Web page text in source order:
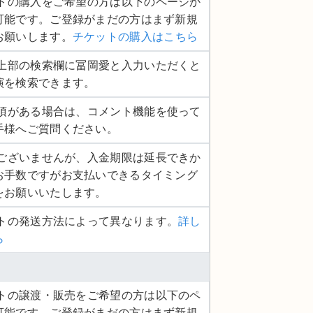
能です。ご登録がまだの方はまず新規
いします。 チケットの購入はこちら
部の検索欄に冨岡愛と入力いただくと
検索できます。
がある場合は、コメント機能を使って
へご質問ください。
ざいませんが、入金期限は延長できか
手数ですがお支払いできるタイミング
願いいたします。
の発送方法によって異なります。詳し
の譲渡・販売をご希望の方は以下のペ